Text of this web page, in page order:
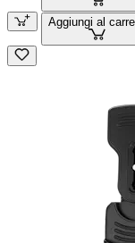
Aggiungi al